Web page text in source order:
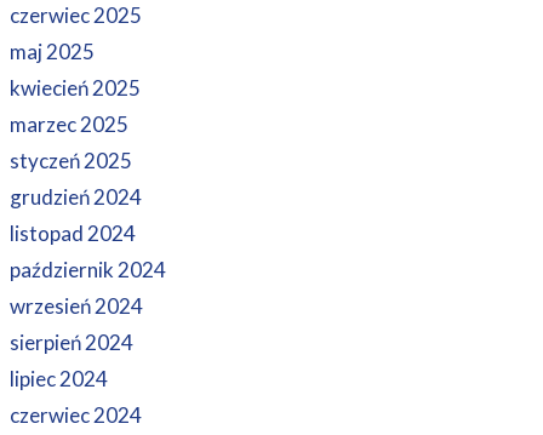
czerwiec 2025
maj 2025
kwiecień 2025
marzec 2025
styczeń 2025
grudzień 2024
listopad 2024
październik 2024
wrzesień 2024
sierpień 2024
lipiec 2024
czerwiec 2024